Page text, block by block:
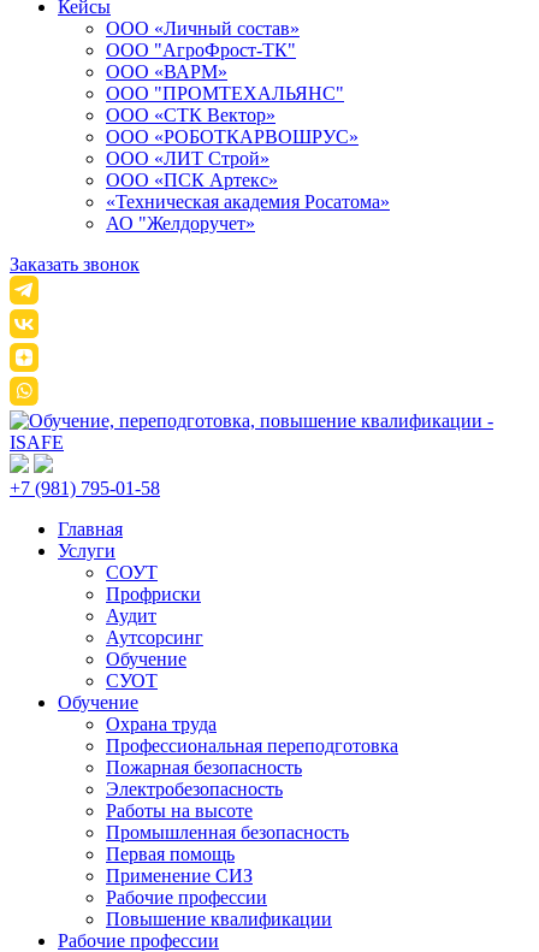
Кейсы
ООО «Личный состав»
ООО "АгроФрост-ТК"
ООО «ВАРМ»
ООО "ПРОМТЕХАЛЬЯНС"
ООО «СТК Вектор»
ООО «РОБОТКАРВОШРУС»
ООО «ЛИТ Строй»
ООО «ПСК Артекс»
«Техническая академия Росатома»
АО "Желдоручет»
Заказать звонок
+7 (981) 795-01-58
Главная
Услуги
СОУТ
Профриски
Аудит
Аутсорсинг
Обучение
СУОТ
Обучение
Охрана труда
Профессиональная переподготовка
Пожарная безопасность
Электробезопасность
Работы на высоте
Промышленная безопасность
Первая помощь
Применение СИЗ
Рабочие профессии
Повышение квалификации
Рабочие профессии